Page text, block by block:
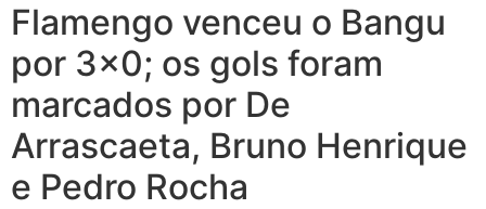
Flamengo venceu o Bangu
por 3×0; os gols foram
marcados por De
Arrascaeta, Bruno Henrique
e Pedro Rocha